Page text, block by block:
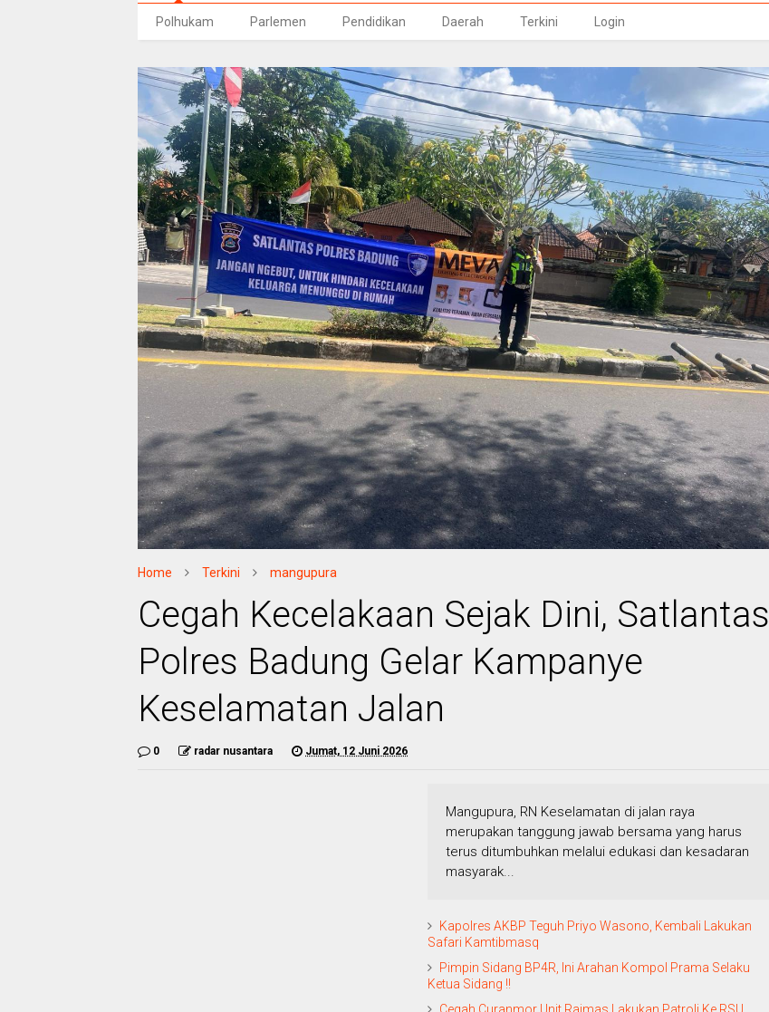
Polhukam Parlemen Pendidikan Daerah Terkini Login
Home Terkini mangupura
Cegah Kecelakaan Sejak Dini, Satlantas
Polres Badung Gelar Kampanye
Keselamatan Jalan
0 radar nusantara Jumat, 12 Juni 2026
Mangupura, RN Keselamatan di jalan raya
merupakan tanggung jawab bersama yang harus
terus ditumbuhkan melalui edukasi dan kesadaran
masyarak...
Kapolres AKBP Teguh Priyo Wasono, Kembali Lakukan
Safari Kamtibmasq
Pimpin Sidang BP4R, Ini Arahan Kompol Prama Selaku
Ketua Sidang !!